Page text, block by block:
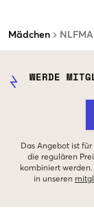
Mädchen
WERDE
Das Angebot ist
die regulären
kombiniert
in unseren